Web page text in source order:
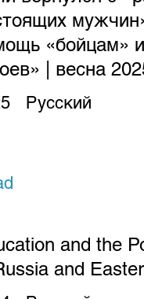
«бойцам»
| весна
Русский
and the
and